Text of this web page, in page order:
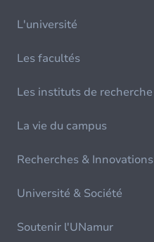
L'université
Les facultés
Les instituts de recherche
La vie du campus
Recherches & Innovations
Université & Société
Soutenir l'UNamur